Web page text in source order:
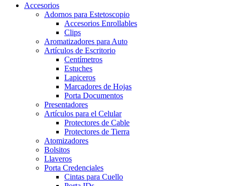
Accesorios
Adornos para Estetoscopio
Accesorios Enrollables
Clips
Aromatizadores para Auto
Artículos de Escritorio
Centímetros
Estuches
Lapiceros
Marcadores de Hojas
Porta Documentos
Presentadores
Artículos para el Celular
Protectores de Cable
Protectores de Tierra
Atomizadores
Bolsitos
Llaveros
Porta Credenciales
Cintas para Cuello